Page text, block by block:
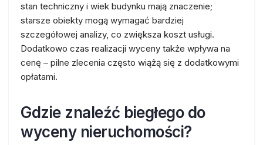
stan techniczny i wiek budynku mają znaczenie;
starsze obiekty mogą wymagać bardziej
szczegółowej analizy, co zwiększa koszt usługi.
Dodatkowo czas realizacji wyceny także wpływa na
cenę – pilne zlecenia często wiążą się z dodatkowymi
opłatami.
Gdzie znaleźć biegłego do
wyceny nieruchomości?